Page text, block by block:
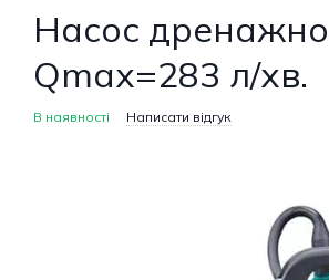
Насос
Qmax=283 л/хв.
В наявності Написати відгук